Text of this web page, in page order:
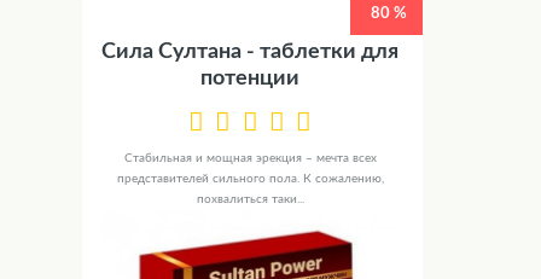
80 %
Сила Султана - таблетки для
потенции
Стабильная и мощная эрекция – мечта всех
представителей сильного пола. К сожалению,
похвалиться таки...